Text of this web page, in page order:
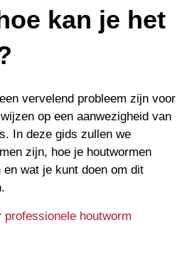
kan je het
vervelend probleem zijn voor
op een aanwezigheid van
In deze gids zullen we
zijn, hoe je houtwormen
wat je kunt doen om dit
professionele houtworm